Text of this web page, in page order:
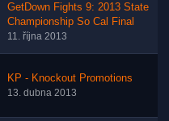
GetDown Fights 9: 2013 State
Championship So Cal Final
11. října 2013
KP - Knockout Promotions
13. dubna 2013